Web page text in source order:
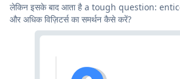
लेकिन इसके बाद आता है a tough question:
और अधिक विज़िटर्स का समर्थन कैसे करें?